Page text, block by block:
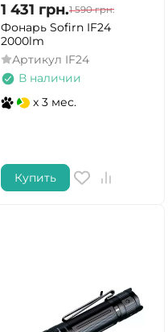
1 431 грн.1 590 грн.
Фонарь Sofirn IF24
2000lm
Артикул IF24
В наличии
x 3 мес.
Купить